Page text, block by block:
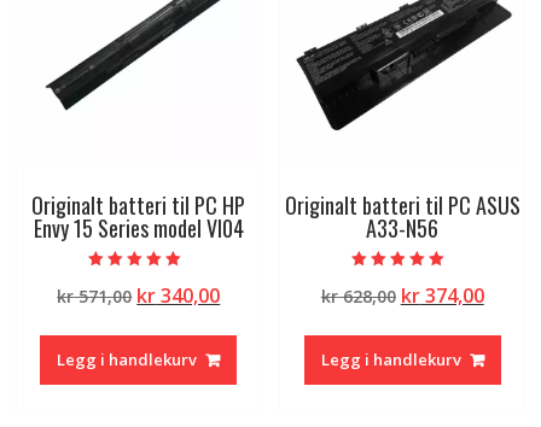
Originalt batteri til PC HP
Envy 15 Series model VI04
5.00
av 5
kr571,00 Opprinnelig
var:
kr 571,00.
kr340,00Nåværende
kr 340,00.
Legg i handlekurv
Originalt batteri til PC ASUS
A33-N56
5.00
av 5
kr628,00 Opprinnelig
var:
kr 628,00.
kr374,00
kr
Legg i handlekurv